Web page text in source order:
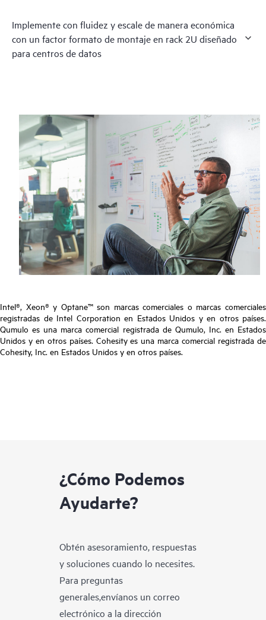
Implemente con fluidez y escale de manera económica
con un factor formato de montaje en rack 2U diseñado
para centros de datos
Intel®, Xeon® y Optane™ son marcas comerciales o marcas comerciales
registradas de Intel Corporation en Estados Unidos y en otros países.
Qumulo es una marca comercial registrada de Qumulo, Inc. en Estados
Unidos y en otros países. Cohesity es una marca comercial registrada de
Cohesity, Inc. en Estados Unidos y en otros países.
¿Cómo Podemos
Ayudarte?
Obtén asesoramiento, respuestas
y soluciones cuando lo necesites.
Para preguntas
generales,envíanos un correo
electrónico a la dirección